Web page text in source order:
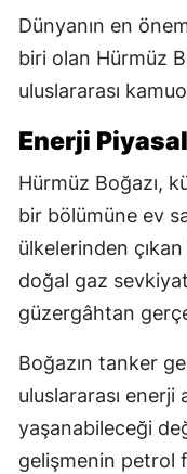
Dünyanın en
biri olan Hürmüz
uluslararası
Enerji
Hürmüz Boğazı,
bir bölümüne ev
ülkelerinden çıkan
doğal gaz
güzergâhtan
Boğazın tanker
uluslararası enerji
yaşanabileceği
gelişmenin petrol